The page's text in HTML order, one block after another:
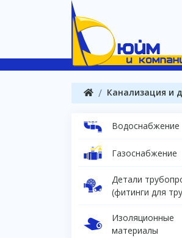
Канализация и
Водоснабжение
Газоснабжение
Детали
(фитинги для
Изоляционные
материалы